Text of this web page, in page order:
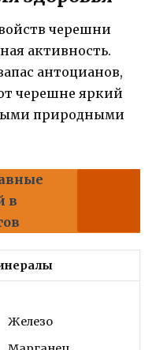
черешни
активность.
антоцианов,
черешне яркий
природными
в
Железо